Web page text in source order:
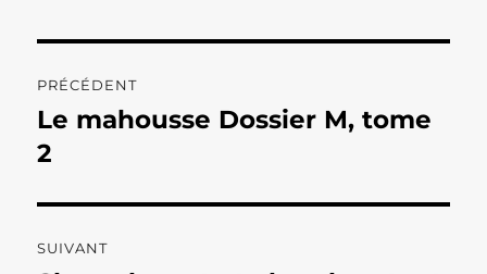
de
l’article
PRÉCÉDENT
Publication
précédente :
Le mahousse Dossier M, tome
2
SUIVANT